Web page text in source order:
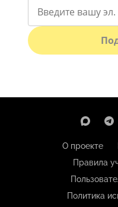
О проекте
Правила
Политика